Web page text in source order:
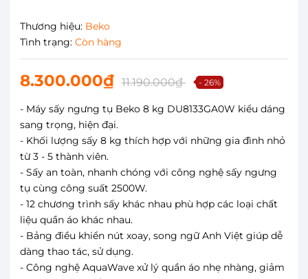
Thương hiệu: Beko
Tình trạng: Còn hàng
8.300.000₫ 11.190.000₫ - 26%
- Máy sấy ngưng tụ Beko 8 kg DU8133GA0W kiểu dáng
sang trọng, hiện đại.
- Khối lượng sấy 8 kg thích hợp với những gia đình nhỏ
từ 3 - 5 thành viên.
- Sấy an toàn, nhanh chóng với công nghệ sấy ngưng
tụ cùng công suất 2500W.
- 12 chương trình sấy khác nhau phù hợp các loại chất
liệu quần áo khác nhau.
- Bảng điều khiển nút xoay, song ngữ Anh Việt giúp dễ
dàng thao tác, sử dụng.
- Công nghệ AquaWave xử lý quần áo nhẹ nhàng, giảm